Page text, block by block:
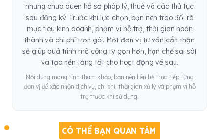
nhưng chưa quen hồ sơ pháp lý, thuế và các thủ tục
sau đăng ký. Trước khi lựa chọn, bạn nên trao đổi rõ
mục tiêu kinh doanh, phạm vi hỗ trợ, thời gian hoàn
thành và chi phí trọn gói. Một đơn vị tư vấn cẩn thận
sẽ giúp quá trình mở công ty gọn hơn, hạn chế sai sót
và tạo nền tảng tốt cho hoạt động về sau.
Nội dung mang tính tham khảo, bạn nên liên hệ trực tiếp từng
đơn vị để xác nhận dịch vụ, chi phí, thời gian xử lý và phạm vi hỗ
trợ trước khi sử dụng.
CÓ THỂ BẠN QUAN TÂM